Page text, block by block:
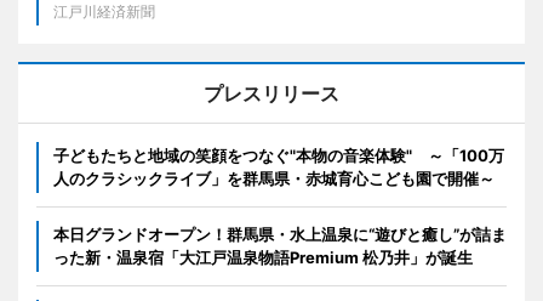
江戸川経済新聞
プレスリリース
子どもたちと地域の笑顔をつなぐ"本物の音楽体験" ～「100万
人のクラシックライブ」を群馬県・赤城育心こども園で開催～
本日グランドオープン！群馬県・水上温泉に“遊びと癒し”が詰ま
った新・温泉宿「大江戸温泉物語Premium 松乃井」が誕生